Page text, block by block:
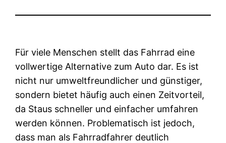
Für viele Menschen stellt das Fahrrad eine
vollwertige Alternative zum Auto dar. Es ist
nicht nur umweltfreundlicher und günstiger,
sondern bietet häufig auch einen Zeitvorteil,
da Staus schneller und einfacher umfahren
werden können. Problematisch ist jedoch,
dass man als Fahrradfahrer deutlich